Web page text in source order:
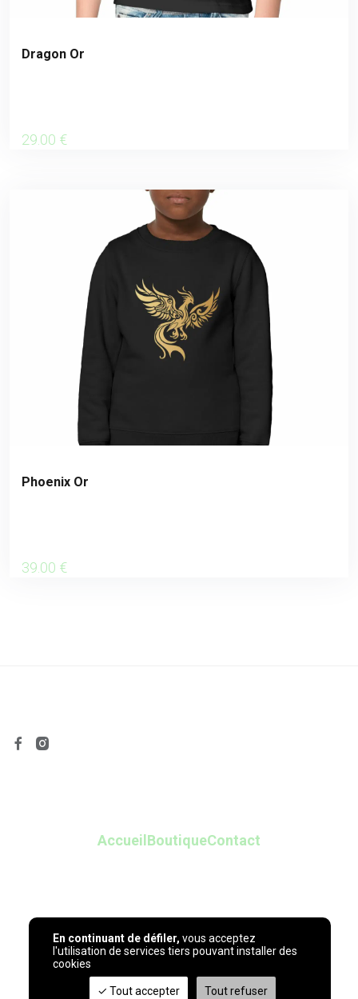
Dragon Or
29 .00 €
Phoenix Or
39 .00 €
Accueil BoutiqueContact
© 2026Mayam Shop- My beautiful éco-shop
En continuant de défiler, vous acceptez
l'utilisation de services tiers pouvant installer des
cookies
Tout accepter Tout refuser